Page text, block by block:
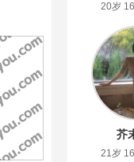
20岁
芥
21岁